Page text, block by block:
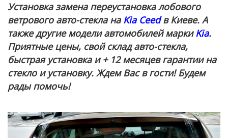
Установка замена переустановка лобового
ветрового авто-стекла на Kia Ceedв Киеве. А
также другие модели автомобилей маркиKia.
Приятные цены, свой склад авто-стекла,
быстрая установка и + 12 месяцев гарантии на
стекло и установку. Ждем Вас в гости! Будем
рады помочь!